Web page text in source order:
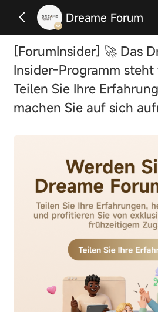
Dreame Forum
[ForumInsider] 🚀 Das
Insider-Programm steht
Teilen Sie Ihre
machen Sie auf sich